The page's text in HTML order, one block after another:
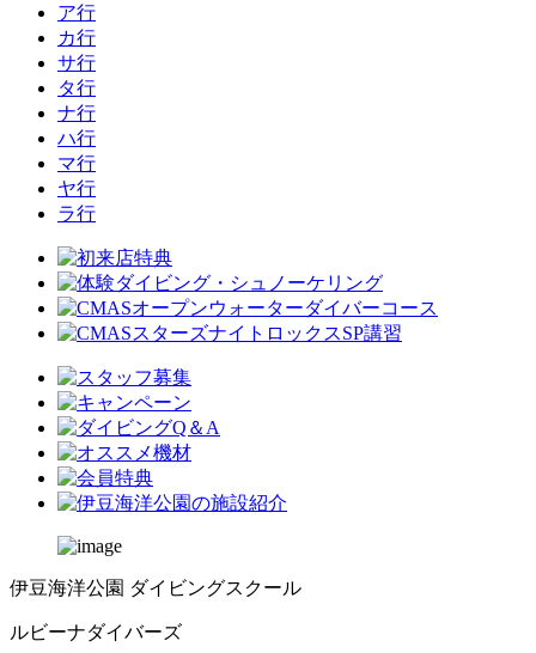
ア行
カ行
サ行
タ行
ナ行
ハ行
マ行
ヤ行
ラ行
伊豆海洋公園 ダイビングスクール
ルビーナダイバーズ